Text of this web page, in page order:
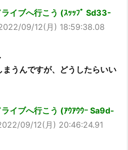
イブへ行こう (ｽｯｯﾌﾟ Sd33-
09/12(月) 18:59:38.08
うんですが、どうしたらいい
イブへ行こう (ｱｳｱｳｳｰ Sa9d-
09/12(月) 20:46:24.91